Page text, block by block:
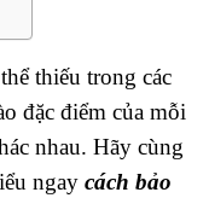
thiếu trong các
đặc điểm của mỗi
nhau. Hãy cùng
ngay cách bảo